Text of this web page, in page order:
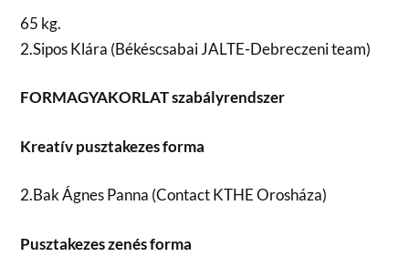
65 kg.
2.Sipos Klára (Békéscsabai JALTE-Debreczeni team)
FORMAGYAKORLAT szabályrendszer
Kreatív pusztakezes forma
2.Bak Ágnes Panna (Contact KTHE Orosháza)
Pusztakezes zenés forma